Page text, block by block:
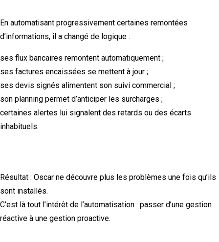
En automatisant progressivement certaines remontées
d’informations, il a changé de logique :
ses flux bancaires remontent automatiquement ;
ses factures encaissées se mettent à jour ;
ses devis signés alimentent son suivi commercial ;
son planning permet d’anticiper les surcharges ;
certaines alertes lui signalent des retards ou des écarts
inhabituels.
Résultat : Oscar ne découvre plus les problèmes une fois qu’ils
sont installés.
C’est là tout l’intérêt de l’automatisation : passer d’une gestion
réactive à une gestion proactive.